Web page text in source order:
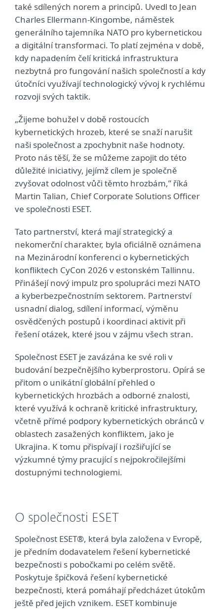
také sdílených norem a principů. Uvedl to Jean
Charles Ellermann-Kingombe, náměstek
generálního tajemníka NATO pro kybernetickou
a digitální transformaci. To platí zejména v době,
kdy napadením čelí kritická infrastruktura
nezbytná pro fungování našich společností a kdy
útočníci využívají technologický vývoj k rychlému
rozvoji svých taktik.
„Žijeme bohužel v době rostoucích
kybernetických hrozeb, které se snaží narušit
naši společnost a zpochybnit naše hodnoty.
Proto nás těší, že se můžeme zapojit do této
důležité iniciativy, jejímž cílem je společně
zvyšovat odolnost vůči těmto hrozbám,” říká
Martin Talian, Chief Corporate Solutions Officer
ve společnosti ESET.
Tato partnerství, která mají strategický a
nekomerční charakter, byla oficiálně oznámena
na Mezinárodní konferenci o kybernetických
konfliktech CyCon 2026 v estonském Tallinnu.
Přinášejí nový impulz pro spolupráci mezi NATO
a kyberbezpečnostním sektorem. Partnerství
usnadní dialog, sdílení informací, výměnu
osvědčených postupů i koordinaci aktivit při
řešení otázek, které jsou v zájmu všech stran.
Společnost ESET je zavázána ke své roli v
budování bezpečnějšího kyberprostoru. Opírá se
přitom o unikátní globální přehled o
kybernetických hrozbách a odborné znalosti,
které využívá k ochraně kritické infrastruktury,
včetně přímé podpory kybernetických obránců v
oblastech zasažených konfliktem, jako je
Ukrajina. K tomu přispívají i rozšiřující se
výzkumné týmy pracující s nejpokročilejšími
dostupnými technologiemi.
O společnosti ESET
Společnost ESET®, která byla založena v Evropě,
je předním dodavatelem řešení kybernetické
bezpečnosti s pobočkami po celém světě.
Poskytuje špičková řešení kybernetické
bezpečnosti, která pomáhají předcházet útokům
ještě před jejich vznikem. ESET kombinuje